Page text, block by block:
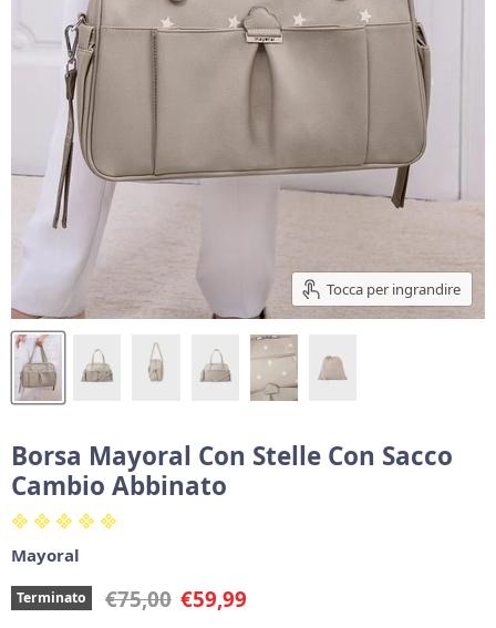
Tocca per ingrandire
Borsa Mayoral Con Stelle Con Sacco
Cambio Abbinato
Mayoral
Terminato Prezzo originale
€75,00 Prezzo corrente
€59,99